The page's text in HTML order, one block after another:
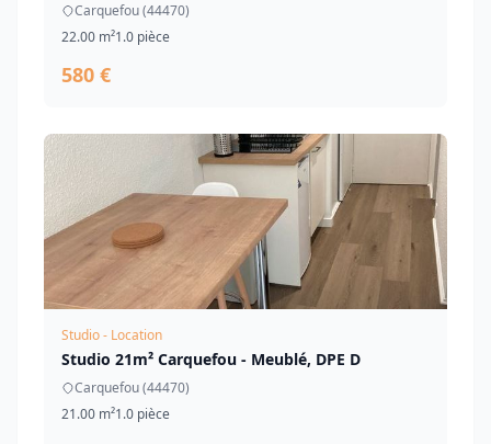
Carquefou (44470)
22.00 m²1.0 pièce
580 €
Studio - Location
Studio 21m² Carquefou - Meublé, DPE D
Carquefou (44470)
21.00 m²1.0 pièce